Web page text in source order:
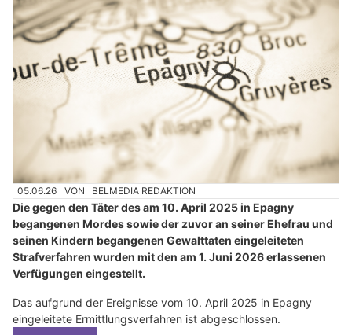
05.06.26 VON BELMEDIA REDAKTION
Die gegen den Täter des am 10. April 2025 in Epagny
begangenen Mordes sowie der zuvor an seiner Ehefrau und
seinen Kindern begangenen Gewalttaten eingeleiteten
Strafverfahren wurden mit den am 1. Juni 2026 erlassenen
Verfügungen eingestellt.
Das aufgrund der Ereignisse vom 10. April 2025 in Epagny
eingeleitete Ermittlungsverfahren ist abgeschlossen.